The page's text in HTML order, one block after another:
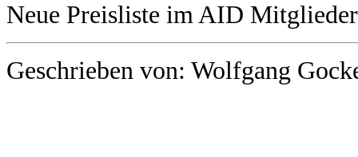
Neue Preisliste im AID
Geschrieben von: Wolfgang